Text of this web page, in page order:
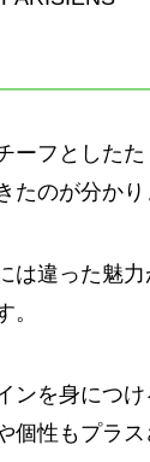
ーフとした
たのが分かり
は違った魅
。
ンを身につけ
個性もプラ